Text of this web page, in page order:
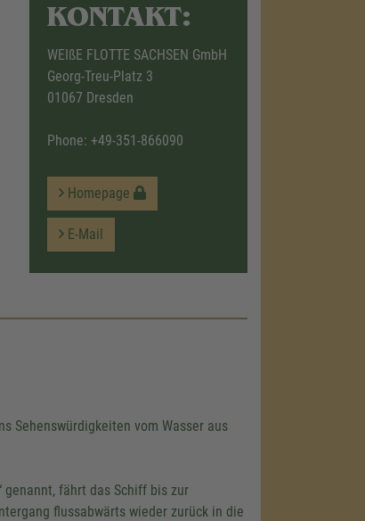
KONTAKT:
WEIßE FLOTTE SACHSEN GmbH
Georg-Treu-Platz 3
01067 Dresden
Phone: +49-351-866090
Homepage
E-Mail
Sehenswürdigkeiten vom Wasser aus
genannt, fährt das Schiff bis zur
flussabwärts wieder zurück in die